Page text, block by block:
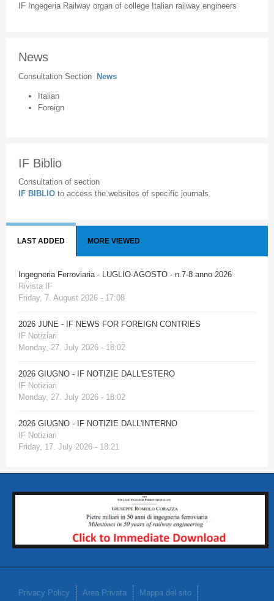
IF Ingegeria Railway organ of college Italian railway engineers
News
Consultation Section News
Italian
Foreign
IF Biblio
Consultation of section
IF BIBLIO to access the websites of specific journals
LAST ADDED MORE VIEWED
Ingegneria Ferroviaria - LUGLIO-AGOSTO - n.7-8 anno 2026
Rivista IF
Friday, 7. August 2026 - 17:08
2026 JUNE - IF NEWS FOR FOREIGN CONTRIES
IF Notiziari
Monday, 27. July 2026 - 18:02
2026 GIUGNO - IF NOTIZIE DALL'ESTERO
IF Notiziari
Monday, 27. July 2026 - 18:02
2026 GIUGNO - IF NOTIZIE DALL'INTERNO
IF Notiziari
Friday, 17. July 2026 - 18:21
Privacy Policy Area Privata Mappa del sito